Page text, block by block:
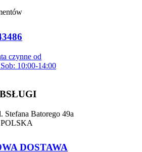
czynne od
10:00-14:00
Stefana Batorego 49a
DOSTAWA